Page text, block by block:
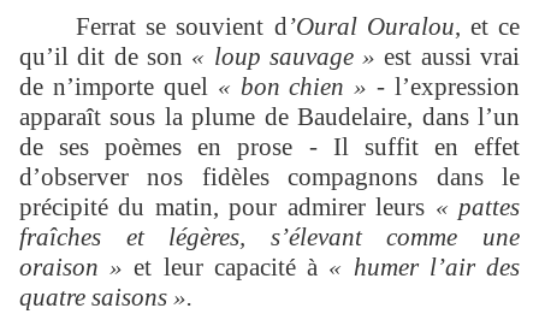
Ferrat se souvient d’Oural Ouralou, et ce
qu’il dit de son « loup sauvage » est aussi vrai
de n’importe quel « bon chien » - l’expression
apparaît sous la plume de Baudelaire, dans l’un
de ses poèmes en prose - Il suffit en effet
d’observer nos fidèles compagnons dans le
précipité du matin, pour admirer leurs « pattes
fraîches et légères, s’élevant comme une
oraison » et leur capacité à « humer l’air des
quatre saisons ».